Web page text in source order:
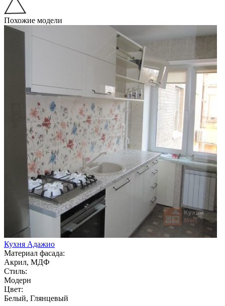
Похожие модели
Кухня Адажио
Материал фасада:
Акрил, МДФ
Стиль:
Модерн
Цвет:
Белый, Глянцевый